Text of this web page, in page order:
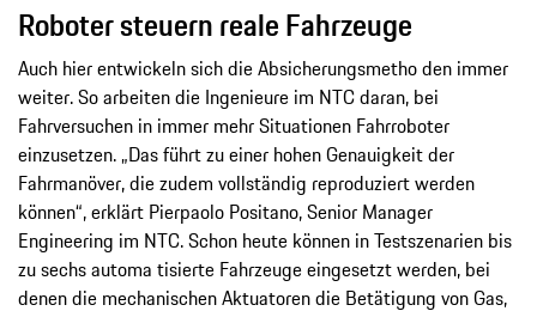
Roboter steuern reale Fahrzeuge
Auch hier entwickeln sich die Absicherungsmetho­ den immer
weiter. So arbeiten die Ingenieure im NTC daran, bei
Fahrversuchen in immer mehr Situationen Fahrroboter
einzusetzen. „Das führt zu einer hohen Genauigkeit der
Fahrmanöver, die zudem vollstän­dig reproduziert werden
können“, erklärt Pierpaolo Positano, Senior Manager
Engineering im NTC. Schon heute können in Testszenarien bis
zu sechs automa­ tisierte Fahrzeuge eingesetzt werden, bei
denen die mechanischen Aktuatoren die Betätigung von Gas,